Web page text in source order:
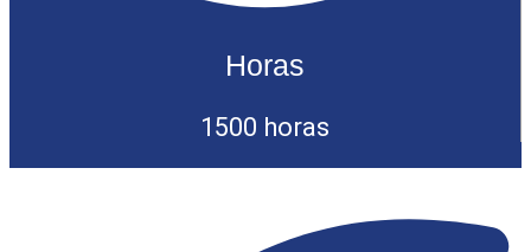
Horas
1500 horas